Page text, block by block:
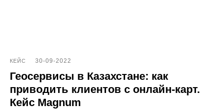
КЕЙС 30-09-2022
Геосервисы в Казахстане: как
приводить клиентов с онлайн-карт.
Кейс Magnum